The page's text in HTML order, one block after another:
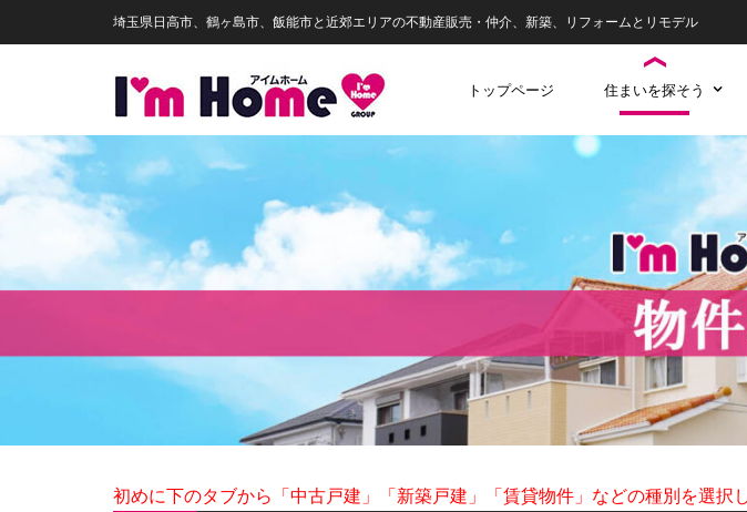
埼玉県日高市、鶴ヶ島市、飯能市と近郊エリアの不動産販売・仲介、新築、リフォームとリモデル
トップページ 住まいを探そう
初めに下のタブから 「中古戸建」 「新築戸建」「賃貸物件」などの種別を選択